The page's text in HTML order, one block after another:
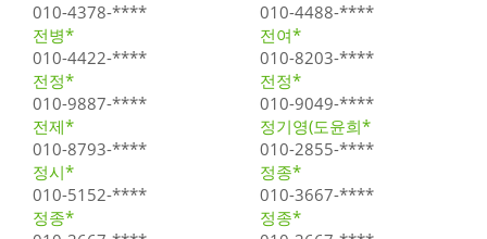
010-4378-****
010-4488-****
전병*
010-4422-****
전여*
010-8203-****
전정*
010-9887-****
전정*
010-9049-****
전제*
010-8793-****
정기영(도윤희*
010-2855-****
정시*
010-5152-****
정종*
010-3667-****
정종*
정종*